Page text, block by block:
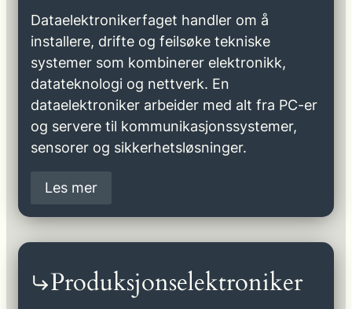
Dataelektronikerfaget handler om å
installere, drifte og feilsøke tekniske
systemer som kombinerer elektronikk,
datateknologi og nettverk. En
dataelektroniker arbeider med alt fra PC-er
og servere til kommunikasjonssystemer,
sensorer og sikkerhetsløsninger.
Les mer
Produksjonselektroniker